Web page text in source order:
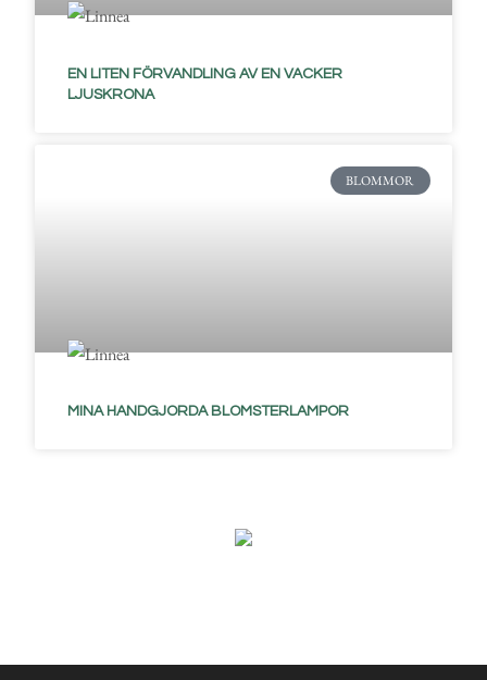
EN LITEN FÖRVANDLING AV EN VACKER
LJUSKRONA
BLOMMOR
MINA HANDGJORDA BLOMSTERLAMPOR